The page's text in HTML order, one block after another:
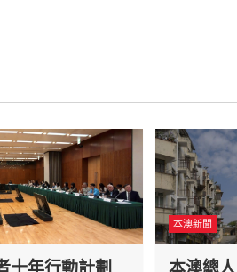
本澳新聞